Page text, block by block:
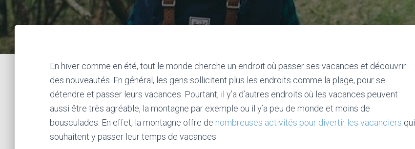
En hiver comme en été, tout le monde cherche un endroit où passer ses vacances et découvrir
des nouveautés. En général, les gens sollicitent plus les endroits comme la plage, pour se
détendre et passer leurs vacances. Pourtant, il y’a d’autres endroits où les vacances peuvent
aussi être très agréable, la montagne par exemple ou il y’a peu de monde et moins de
bousculades. En effet, la montagne offre de nombreuses activités pour divertir les vacanciers qui
souhaitent y passer leur temps de vacances.